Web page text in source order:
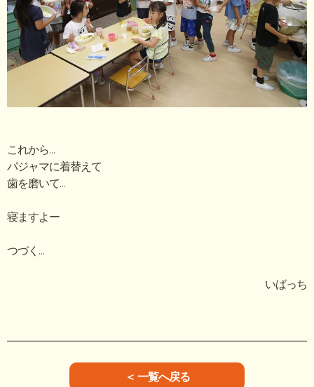
これから…
パジャマに着替えて
歯を磨いて…
寝ますよー
つづく…
いばっち
＜ 一覧へ戻る